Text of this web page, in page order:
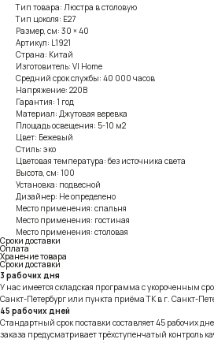
Тип товара: Люстра в столовую
Тип цоколя: E27
Размер, см: 30 × 40
Артикул: L1921
Страна: Китай
Изготовитель: VI Home
Средний срок службы: 40 000 часов
Напряжение: 220В
Гарантия: 1 год
Материал: Джутовая веревка
Площадь освещения: 5-10 м2
Цвет: Бежевый
Стиль: эко
Цветовая температура: без источника света
Высота, см: 100
Установка: подвесной
Дизайнер: Не определено
Место применения: спальня
Место применения: гостиная
Место применения: столовая
Сроки доставки
Оплата
Хранение товара
Сроки доставки
3 рабочих дня
У нас имеется складская программа с укороченным
Санкт-Петербург или пункта приёма ТК в г. Санкт-
45 рабочих дней
Стандартный срок поставки составляет 45 рабочих
заказа предусматривает трёхступенчатый контроль